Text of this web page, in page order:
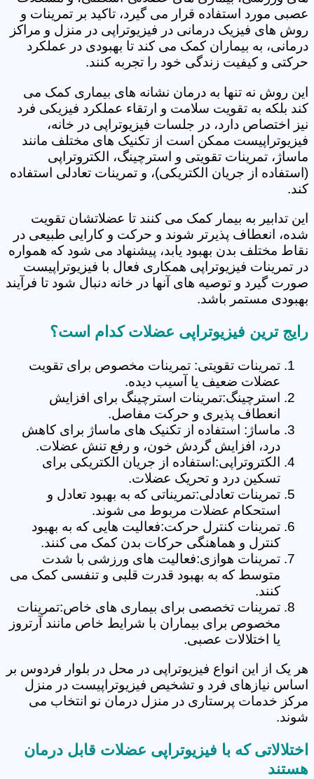
عصبی مورد استفاده قرار می گیرد، تاکید بر تمرینات و
روش های فیزیک درمانی در فیزیوتراپی در منزل و مراکز
درمانی، به بیماران کمک می کند تا بهبودی در عملکرد
حرکتی و کیفیت زندگی خود را تجربه کنند.
این روش نه تنها به درمان نشانه های بیماری کمک می
کند بلکه به تقویت سلامت و ارتقاء عملکرد فیزیکی فرد
نیز اختصاص دارد، در جلسات فیزیوتراپی در خانه،
فیزیوتراپیست ممکن است از تکنیک های مختلف مانند
ماساژ، تمرینات تقویتی و استرچینگ، الکتروتراپی
(استفاده از جریان الکتریکی)، و تمرینات تعادلی استفاده
کند.
این تدابیر به بیمار کمک می کنند تا عضلاتشان تقویت
شده، انعطاف پذیرتر شوند و حرکت و کارایی طبیعی در
نقاط مختلف بدن بهبود یابد، پیشنهاد می شود که همواره
در تمرینات فیزیوتراپی همکاری فعال با فیزیوتراپیست
صورت گیرد و توصیه های آنها در خانه دنبال شود تا فرآیند
بهبودی مستمر باشد.
رایج ترین فیزیوتراپی عضلات کدام است؟
تمرینات تقویتی: تمرینات مخصوص برای تقویت
عضلات ضعیف یا آسیب دیده.
استرچینگ:تمرینات استرچینگ برای افزایش
انعطاف پذیری و حرکت مفاصل.
ماساژ: استفاده از تکنیک های ماساژ برای کاهش
درد، افزایش گردش خون، و رفع تنش عضلات.
الکتروتراپی:استفاده از جریان الکتریکی برای
تسکین درد و تحریک عضلات.
تمرینات تعادلی:تمریناتی که به بهبود تعادل و
استحکام عضلات مربوط می شوند.
تمرینات کنترل حرکت:فعالیت هایی که به بهبود
کنترل و هماهنگی حرکات بدن کمک می کنند.
تمرینات هوازی:فعالیت های ورزشی با شدت
متوسط که به بهبود قدرت قلبی و تنفسی کمک می
کنند.
تمرینات تخصصی برای بیماری های خاص:تمرینات
مخصوص برای بیماران با شرایط خاص مانند آرتروز
یا اختلالات عصبی.
هر یک از این انواع فیزیوتراپی در محل در بلوار فردوس بر
اساس نیازهای فرد و تشخیص فیزیوتراپیست در منزل
مرکز خدمات پرستاری در منزل درمان نو انتخاب می
شوند.
اختلالاتی که با فیزیوتراپی عضلات قابل درمان
هستند